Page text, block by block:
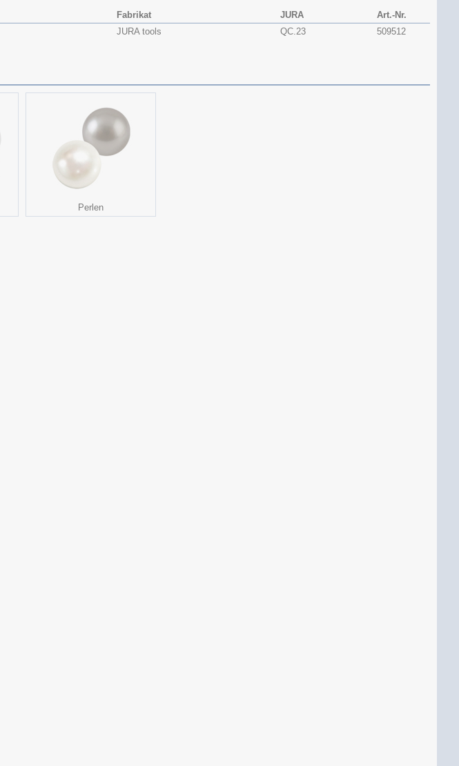
Fabrikat JURA
Art.-Nr.
JURA tools QC.23 509512
Perlen